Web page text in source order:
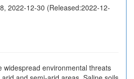
2022-12-30 (Released:2022-12-
widespread environmental threats